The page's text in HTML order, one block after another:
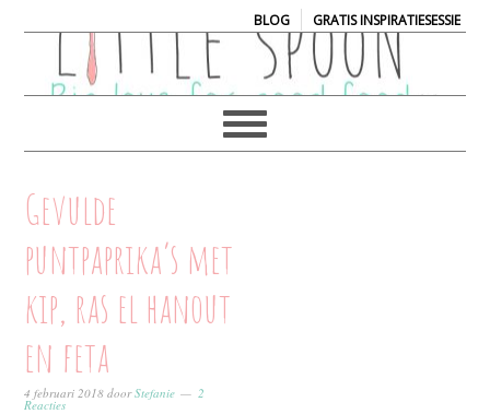
BLOG| GRATIS INSPIRATIESESSIE
Gevulde
puntpaprika’s met
kip, ras el hanout
en feta
4 februari 2018 doorStefanie 2
Reacties